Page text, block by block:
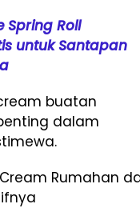
Spring Roll
untuk Santapan
buatan
dalam
Rumahan